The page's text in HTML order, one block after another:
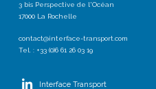
3 bis Perspective de l'Océan
17000 La Rochelle
contact@interface-transport.com
Tel. : +33 (0)6 61 26 03 19
Interface Transport